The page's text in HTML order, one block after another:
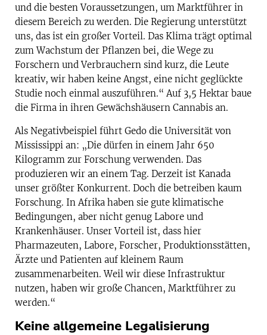
und die besten Voraussetzungen, um Marktführer in
diesem Bereich zu werden. Die Regierung unterstützt
uns, das ist ein großer Vorteil. Das Klima trägt optimal
zum Wachstum der Pflanzen bei, die Wege zu
Forschern und Verbrauchern sind kurz, die Leute
kreativ, wir haben keine Angst, eine nicht geglückte
Studie noch einmal auszuführen.“ Auf 3,5 Hektar baue
die Firma in ihren Gewächshäusern Cannabis an.
Als Negativbeispiel führt Gedo die Universität von
Mississippi an: „Die dürfen in einem Jahr 650
Kilogramm zur Forschung verwenden. Das
produzieren wir an einem Tag. Derzeit ist Kanada
unser größter Konkurrent. Doch die betreiben kaum
Forschung. In Afrika haben sie gute klimatische
Bedingungen, aber nicht genug Labore und
Krankenhäuser. Unser Vorteil ist, dass hier
Pharmazeuten, Labore, Forscher, Produktionsstätten,
Ärzte und Patienten auf kleinem Raum
zusammenarbeiten. Weil wir diese Infrastruktur
nutzen, haben wir große Chancen, Marktführer zu
werden.“
Keine allgemeine Legalisierung